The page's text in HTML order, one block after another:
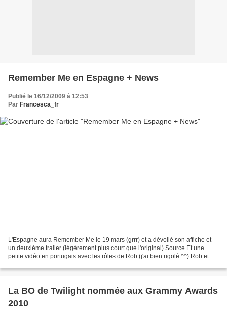
Remember Me en Espagne + News
Publié le 16/12/2009 à 12:53
Par Francesca_fr
L'Espagne aura Remember Me le 19 mars (grrr) et a dévoilé son affiche et
un deuxième trailer (légèrement plus court que l'original) Source Et une
petite vidéo en portugais avec les rôles de Rob (j'ai bien rigolé ^^) Rob et
La BO de Twilight nommée aux Grammy Awards
2010